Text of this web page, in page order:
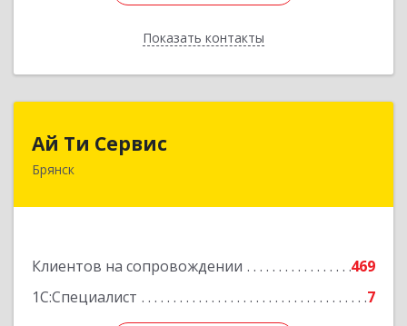
Показать контакты
Назад
Ай Ти Сервис
Брянск
Клиентов на сопровождении
469
1С:Специалист
7